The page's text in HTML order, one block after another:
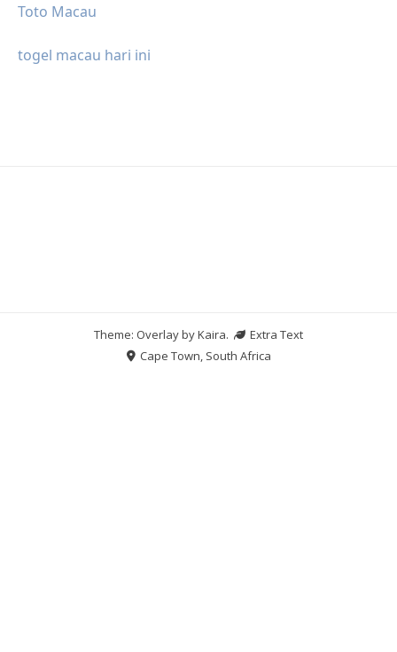
Toto Macau
togel macau hari ini
Theme: Overlay byKaira.
Extra Text
Cape Town, South Africa